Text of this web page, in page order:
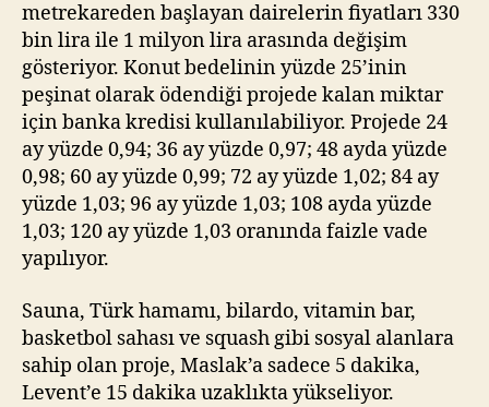
metrekareden başlayan dairelerin fiyatları 330
bin lira ile 1 milyon lira arasında değişim
gösteriyor. Konut bedelinin yüzde 25’inin
peşinat olarak ödendiği projede kalan miktar
için banka kredisi kullanılabiliyor. Projede 24
ay yüzde 0,94; 36 ay yüzde 0,97; 48 ayda yüzde
0,98; 60 ay yüzde 0,99; 72 ay yüzde 1,02; 84 ay
yüzde 1,03; 96 ay yüzde 1,03; 108 ayda yüzde
1,03; 120 ay yüzde 1,03 oranında faizle vade
yapılıyor.
Sauna, Türk hamamı, bilardo, vitamin bar,
basketbol sahası ve squash gibi sosyal alanlara
sahip olan proje, Maslak’a sadece 5 dakika,
Levent’e 15 dakika uzaklıkta yükseliyor.